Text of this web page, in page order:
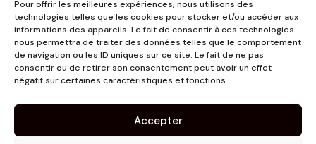
Pour offrir les meilleures expériences, nous utilisons des
technologies telles que les cookies pour stocker et/ou accéder aux
informations des appareils. Le fait de consentir à ces technologies
nous permettra de traiter des données telles que le comportement
de navigation ou les ID uniques sur ce site. Le fait de ne pas
consentir ou de retirer son consentement peut avoir un effet
négatif sur certaines caractéristiques et fonctions.
Accepter
1er étage
contact@pujolmaison.com